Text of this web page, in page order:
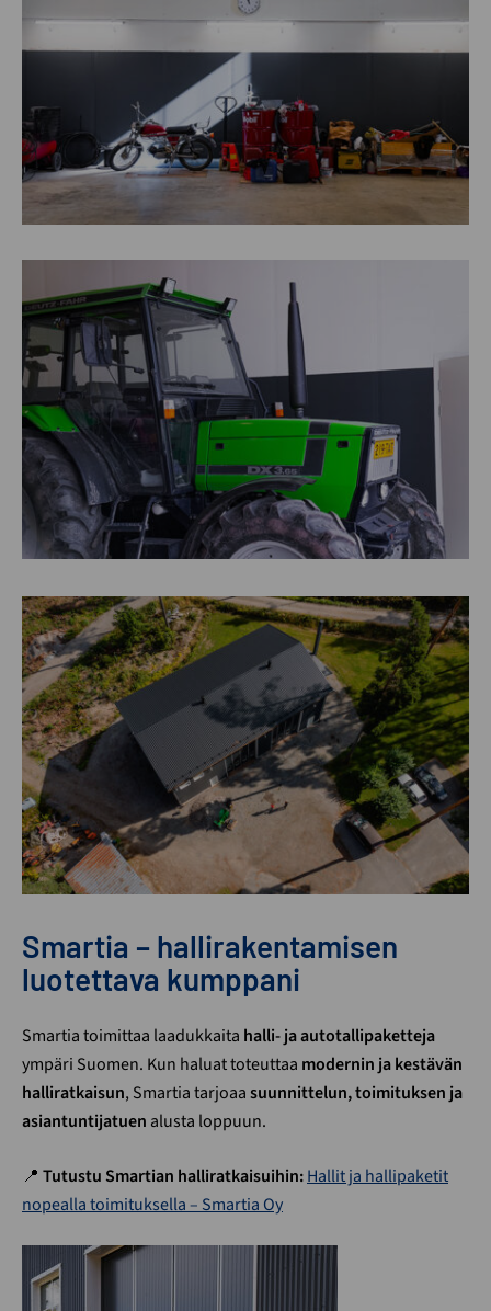
Smartia – hallirakentamisen
luotettava kumppani
Smartia toimittaa laadukkaita halli- ja autotallipaketteja
ympäri Suomen. Kun haluat toteuttaa modernin ja kestävän
halliratkaisun, Smartia tarjoaasuunnittelun, toimituksen ja
asiantuntijatuen alusta loppuun.
📍 Tutustu Smartian halliratkaisuihin:Hallit ja hallipaketit
nopealla toimituksella – Smartia Oy